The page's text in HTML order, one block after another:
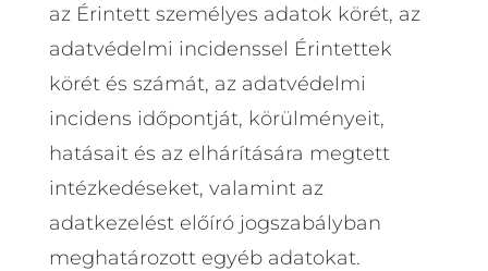
az Érintett személyes adatok körét, az
adatvédelmi incidenssel Érintettek
körét és számát, az adatvédelmi
incidens időpontját, körülményeit,
hatásait és az elhárítására megtett
intézkedéseket, valamint az
adatkezelést előíró jogszabályban
meghatározott egyéb adatokat.